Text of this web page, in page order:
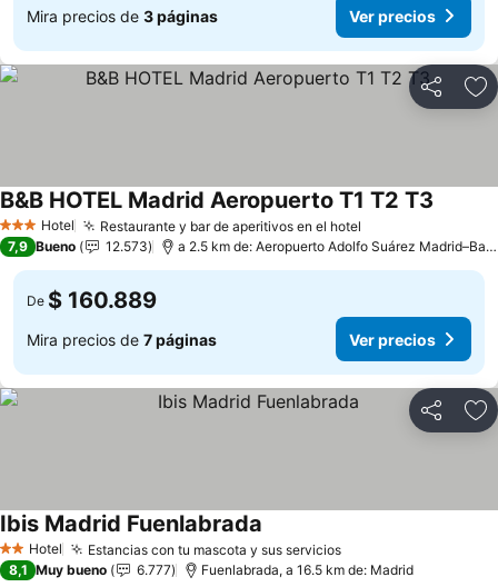
Mira precios de 3 páginas Ver precios
Compartir
3 Estrellas
Hotel Restaurante y bar de aperitivos en el hotel
B&B HOTEL Madrid Aeropuerto T1 T2 T3
7,9 Bueno 12.573 a 2.5 km de: Aeropuerto Adolfo Suárez
De $ 160.889
Mira precios de 7 páginas Ver precios
Compartir
2 Estrellas
Hotel Estancias con tu mascota y sus serviciosVer precios
Ibis Madrid Fuenlabrada
8,1 Muy bueno 6.777 Fuenlabrada, a 16.5 km de: Madrid